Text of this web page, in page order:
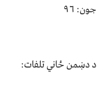
جون: ۹۶
د دښمن ځاني تلفات: